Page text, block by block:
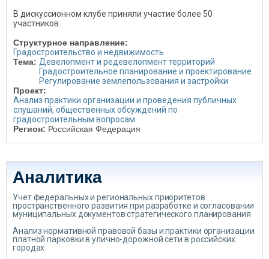
В дискуссионном клубе приняли участие более 50
участников.
Структурное направление:
Градостроительство и недвижимость
Тема: Девелопмент и редевелопмент территорий
Градостроительное планирование и проектирование
Регулирование землепользования и застройки
Проект:
Анализ практики организации и проведения публичных
слушаний, общественных обсуждений по
градостроительным вопросам
Регион: Российская Федерация
Аналитика
Учет федеральных и региональных приоритетов
пространственного развития при разработке и согласовании
муниципальных документов стратегического планирования
Анализ нормативной правовой базы и практики организации
платной парковки в улично-дорожной сети в российских
городах